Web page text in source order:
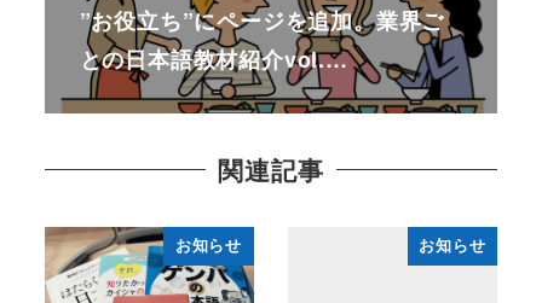
”お役立ち”にページを追加。業界ご
との日本語教材紹介vol.…
関連記事
お知らせ お知らせ